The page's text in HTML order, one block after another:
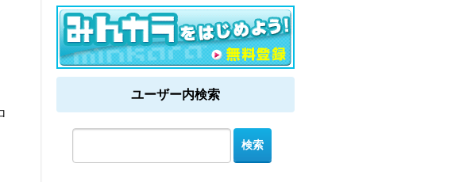
ユーザー内検索